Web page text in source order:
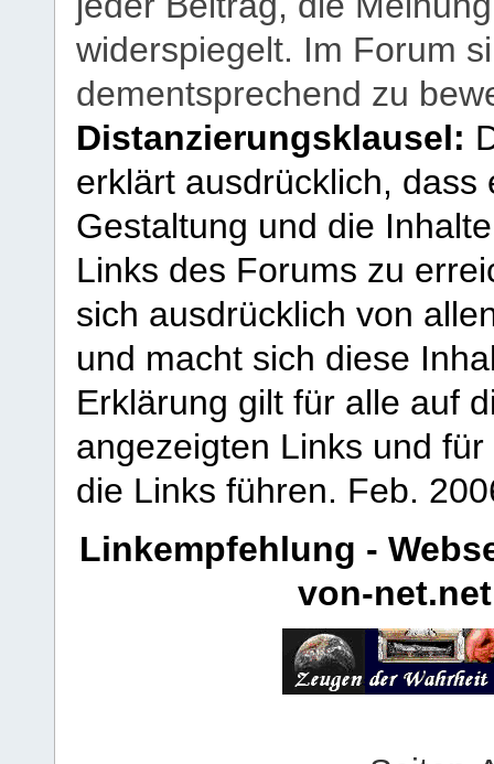
widerspiegelt. Im Forum
dementsprechend zu
Distanzierungsklausel:
erklärt ausdrücklich,
Gestaltung und die
Links des Forums zu
sich ausdrücklich von
und macht sich diese
Erklärung gilt für alle auf
angezeigten Links und
die Links führen. Feb.
Linkempfehlung -
von-net.net